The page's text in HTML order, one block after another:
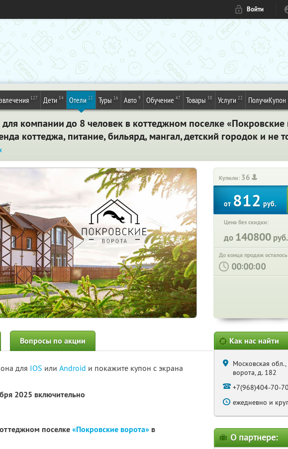
Войти
127 Дети 54 Отели 22 Туры 16 Авто 9 Обучение 47 Товары 30 Услуги 22 ПолучиКупон
компании до 8 человек в коттеджном поселке «Покровские
коттеджа, питание, бильярд, мангал, детский городок и не
Купили: 36
от812руб.
Цена без скидки:
до 140800 руб.
До конца продаж
: :
Вопросы по акции
для IOS или Android и покажите купон с экрана
2025 включительно
поселке«Покровские ворота» в
Как нас найти
Московская
ворота, д. 182
+7(968)404-70-70
ежедневно и
О партнере: